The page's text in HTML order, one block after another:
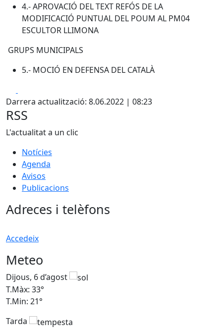
4.- APROVACIÓ DEL TEXT REFÓS DE LA
MODIFICACIÓ PUNTUAL DEL POUM AL PM04
ESCULTOR LLIMONA
GRUPS MUNICIPALS
5.- MOCIÓ EN DEFENSA DEL CATALÀ
Darrera actualització: 8.06.2022 | 08:23
RSS
L'actualitat a un clic
Notícies
Agenda
Avisos
Publicacions
Adreces i telèfons
Accedeix
Meteo
Dijous, 6 d’agost
T.Màx: 33°
T.Min: 21°
Tarda